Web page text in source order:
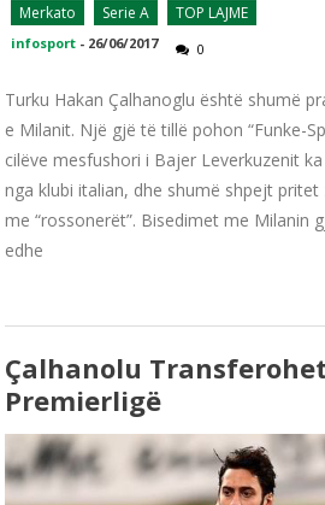
Merkato
Serie A TOP LAJME
infosport - 26/06/2017 0
Turku Hakan Çalhanoglu është shumë
e Milanit. Një gjë të tillë pohon “Funke-
cilëve mesfushori i Bajer Leverkuzenit
nga klubi italian, dhe shumë shpejt
me “rossonerët”. Bisedimet me Milanin
edhe
Çalhanolu
Premierligë